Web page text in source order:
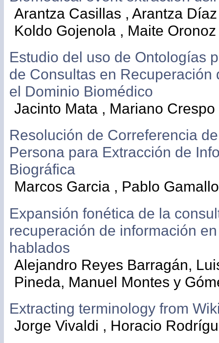
Arantza Casillas , Arantza
Koldo Gojenola , Maite
Estudio del uso de Ontologías
de Consultas en Recuperación
el Dominio Biomédico
Jacinto Mata , Mariano
Resolución de Correferencia
Persona para Extracción de
Biográfica
Marcos Garcia , Pablo Gamallo
Expansión fonética de la
recuperación de información
hablados
Alejandro Reyes Barragán,
Pineda, Manuel Montes y
Extracting terminology from
Jorge Vivaldi , Horacio